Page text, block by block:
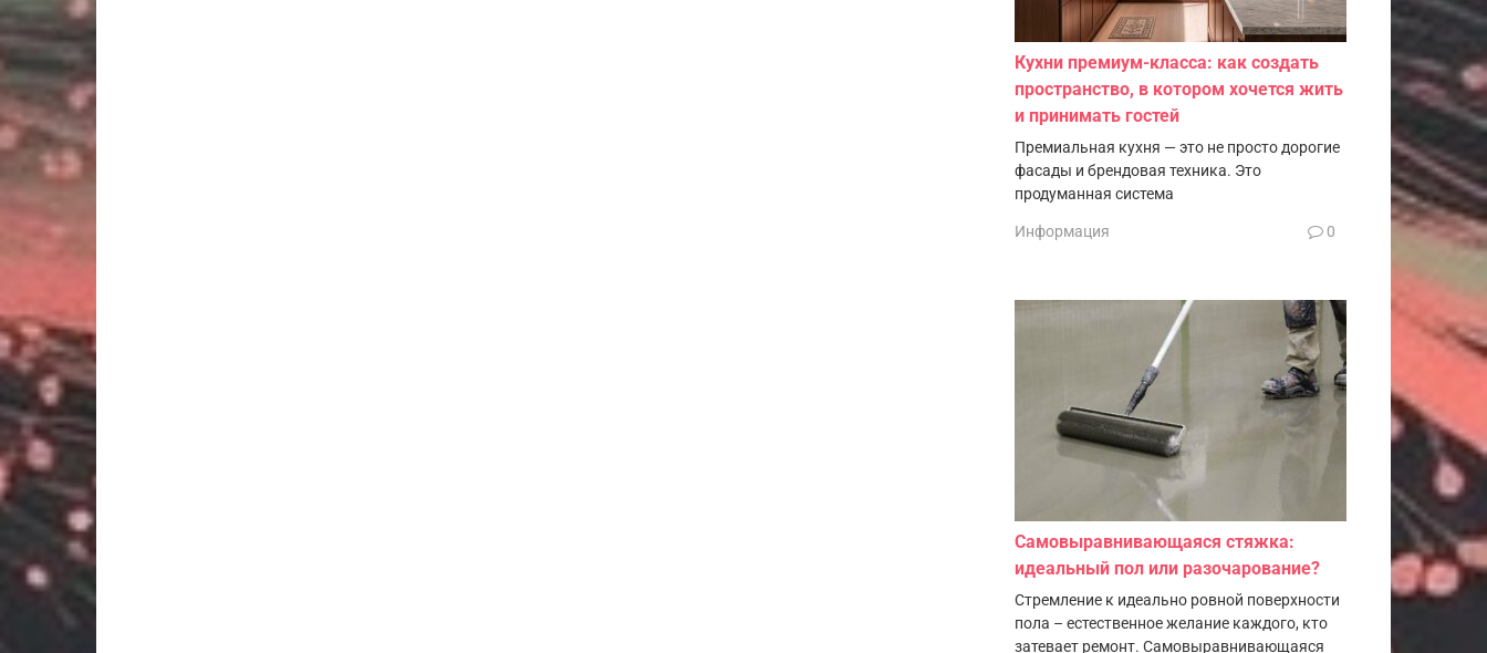
Кухни премиум-класса: как создать
пространство, в котором хочется жить
и принимать гостей
Премиальная кухня — это не просто дорогие
фасады и брендовая техника. Это
продуманная система
Информация 0
Самовыравнивающаяся стяжка:
идеальный пол или разочарование?
Стремление к идеально ровной поверхности
пола – естественное желание каждого, кто
затевает ремонт. Самовыравнивающаяся